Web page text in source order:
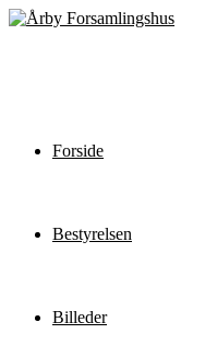
Forside
Bestyrelsen
Billeder